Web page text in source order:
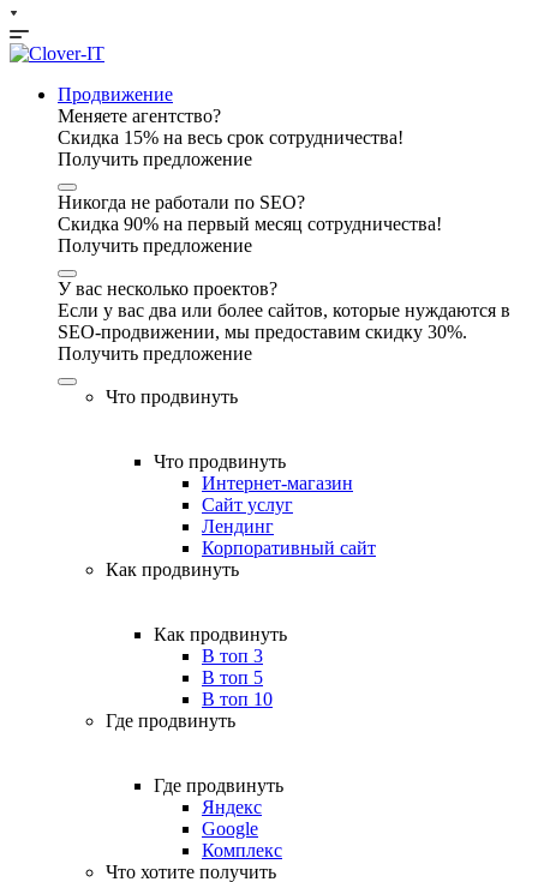
Продвижение
Меняете агентство?
Скидка 15% на весь срок сотрудничества!
Получить предложение
Никогда не работали по SEO?
Скидка 90% на первый месяц сотрудничества!
Получить предложение
У вас несколько проектов?
Если у вас два или более сайтов, которые нуждаются в
SEO-продвижении, мы предоставим скидку 30%.
Получить предложение
Что продвинуть
Что продвинуть
Интернет-магазин
Сайт услуг
Лендинг
Корпоративный сайт
Как продвинуть
Как продвинуть
В топ 3
В топ 5
В топ 10
Где продвинуть
Где продвинуть
Яндекс
Google
Комплекс
Что хотите получить